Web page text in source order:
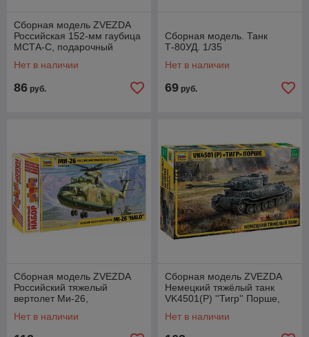
Сборная модель ZVEZDA
Российская 152-мм гаубица
МСТА-С, подарочный
Нет в наличии
86 руб.
Сборная модель. Танк
Т-80УД. 1/35
Нет в наличии
69 руб.
Сборная модель ZVEZDA
Российский тяжелый
вертолет Ми-26,
Нет в наличии
Сборная модель ZVEZDA
Немецкий тяжёлый танк
VK4501(P) ''Тигр'' Порше,
Нет в наличии